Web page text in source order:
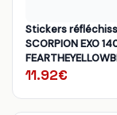
Stickers
SCORPION EXO
11.92€